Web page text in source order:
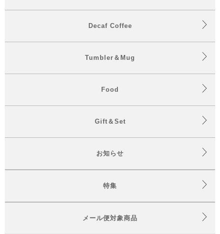
Decaf Coffee
Tumbler＆Mug
Food
Gift＆Set
お知らせ
特集
メール便対象商品